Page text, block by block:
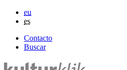
eu
es
Contacto
Buscar